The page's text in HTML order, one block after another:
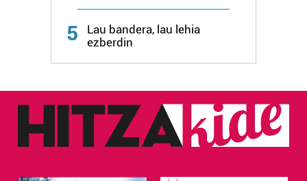
zerbitzuak hobetzeko asmoz, cookie teknologiaz
5
Lau bandera, lau lehia
ezberdin